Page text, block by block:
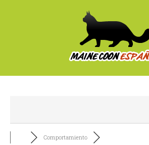
Comportamiento